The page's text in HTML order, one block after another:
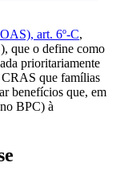
art. 6º-C,
que o define como
prioritariamente
que famílias
benefícios que, em
BPC) à